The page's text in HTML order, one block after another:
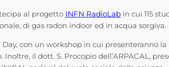
al progetto INFN RadioLab in cui 115
di gas radon indoor ed in acqua sorgiva.
con un workshop in cui presenteranno
il dott. S. Procopio dell’ARPACAL,